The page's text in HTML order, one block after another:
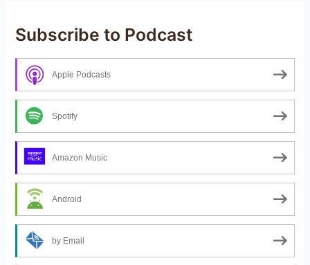
Subscribe to Podcast
Apple Podcasts
Spotify
Amazon Music
Android
by Email